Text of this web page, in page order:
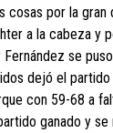
cosas por la gran
a la cabeza y
Fernández se
dejó el
con 59-68 a
ganado y se